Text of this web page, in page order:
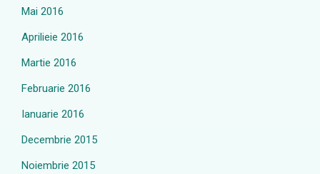
Mai 2016
Aprilieie 2016
Martie 2016
Februarie 2016
Ianuarie 2016
Decembrie 2015
Noiembrie 2015